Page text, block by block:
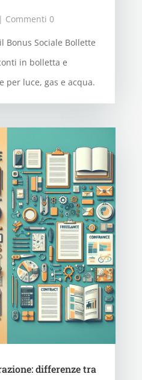
| Commenti 0
Bonus Sociale Bollette
in bolletta e
per luce, gas e acqua.
differenze tra